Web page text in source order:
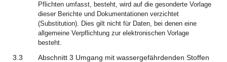
Pflichten umfasst, besteht, wird auf die gesonderte Vorlage
dieser Berichte und Dokumentationen verzichtet
(Substitution). Dies gilt nicht für Daten, bei denen eine
allgemeine Verpflichtung zur elektronischen Vorlage
besteht.
3.3
Abschnitt 3 Umgang mit wassergefährdenden Stoffen